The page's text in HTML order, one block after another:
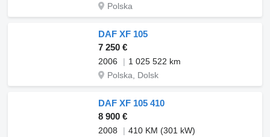
Polska
DAF XF 105
7 250 €
2006
1 025 522 km
Polska, Dolsk
DAF XF 105 410
8 900 €
2008
410 KM (301 kW)